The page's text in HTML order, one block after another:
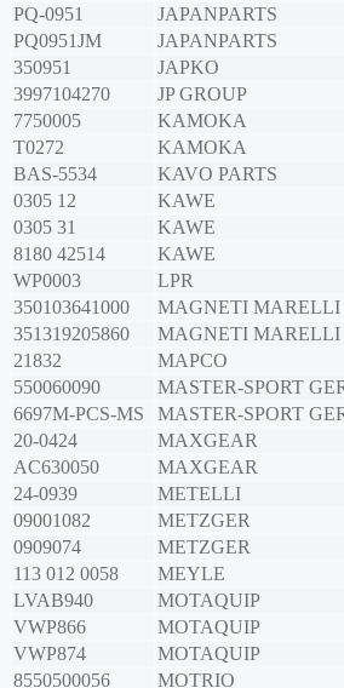
PQ-0951
JAPANPARTS
PQ0951JM
JAPANPARTS
350951
JAPKO
3997104270
JP GROUP
7750005
KAMOKA
T0272
KAMOKA
BAS-5534
KAVO PARTS
0305 12
KAWE
0305 31
KAWE
8180 42514
KAWE
WP0003
LPR
350103641000
MAGNETI MARELLI
351319205860
MAGNETI MARELLI
21832
MAPCO
550060090
MASTER-SPORT
6697M-PCS-MS
MASTER-SPORT
20-0424
MAXGEAR
AC630050
MAXGEAR
24-0939
METELLI
09001082
METZGER
0909074
METZGER
113 012 0058
MEYLE
LVAB940
MOTAQUIP
VWP866
MOTAQUIP
VWP874
MOTAQUIP
8550500056
MOTRIO